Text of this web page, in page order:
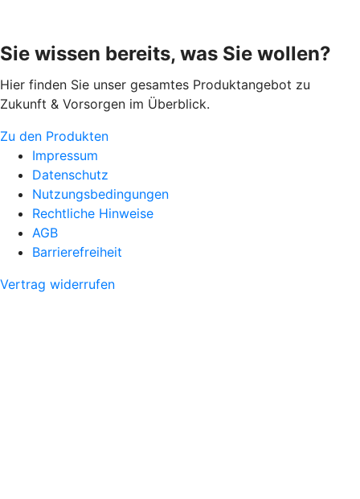
Sie wissen bereits, was Sie wollen?
Hier finden Sie unser gesamtes Produktangebot zu
Zukunft & Vorsorgen im Überblick.
Zu den Produkten
Impressum
Datenschutz
Nutzungsbedingungen
Rechtliche Hinweise
AGB
Barrierefreiheit
Vertrag widerrufen